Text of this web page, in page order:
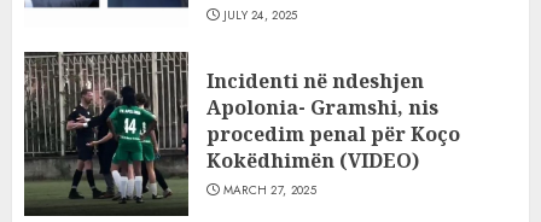
JULY 24, 2025
Incidenti në ndeshjen
Apolonia- Gramshi, nis
procedim penal për Koço
Kokëdhimën (VIDEO)
MARCH 27, 2025